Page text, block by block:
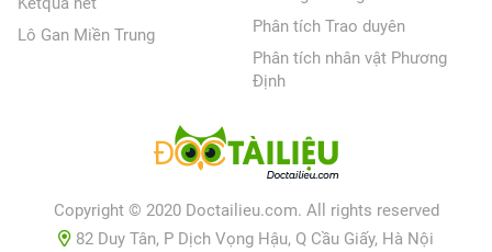
Lô Gan Miền Trung
Phân tích Trao duyên
Phân tích nhân vật Phương
Định
Copyright © 2020 Doctailieu.com. All rights reserved
82 Duy Tân, P Dịch Vọng Hậu, Q Cầu Giấy, Hà Nội